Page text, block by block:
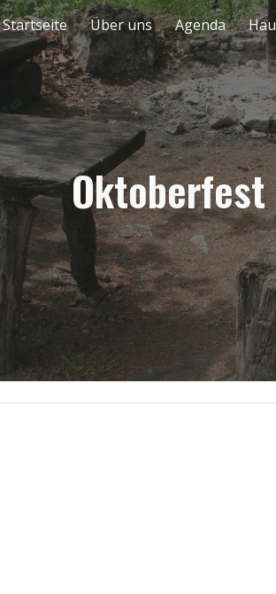
Skip to main content
Startseite Über uns Agenda